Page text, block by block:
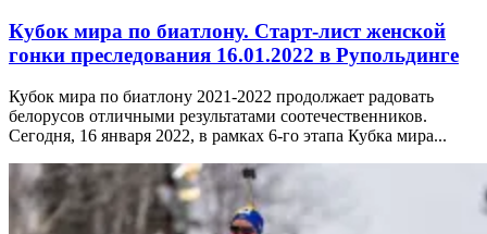
Кубок мира по биатлону. Старт-лист женской
гонки преследования 16.01.2022 в Рупольдинге
Кубок мира по биатлону 2021-2022 продолжает радовать
белорусов отличными результатами соотечественников.
Сегодня, 16 января 2022, в рамках 6-го этапа Кубка мира...